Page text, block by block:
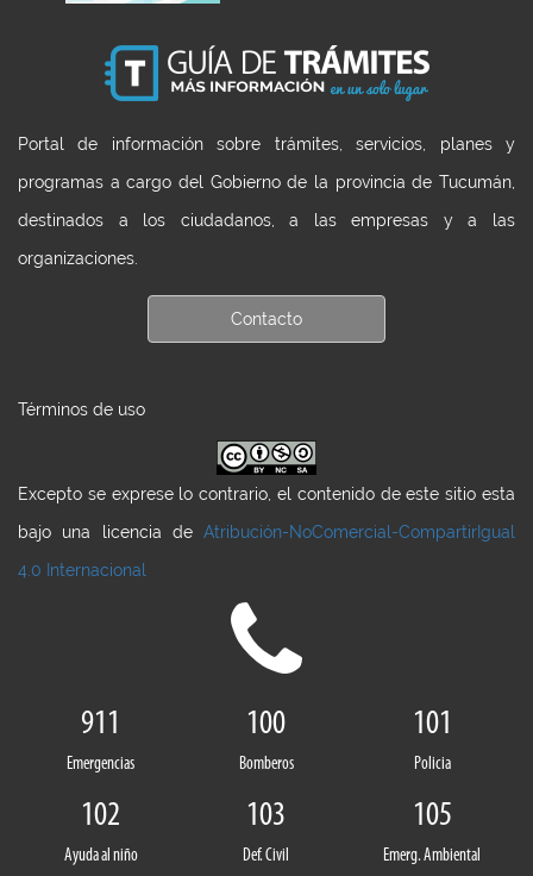
Portal de información sobre trámites, servicios, planes y
programas a cargo del Gobierno de la provincia de Tucumán,
destinados a los ciudadanos, a las empresas y a las
organizaciones.
Contacto
Términos de uso
Excepto se exprese lo contrario, el contenido de este sitio esta
bajo una licencia de Atribución-NoComercial-CompartirIgual
4.0 Internacional
911
Emergencias
100
Bomberos
101
Policia
102
Ayuda al niño
103
Def. Civil
105
Emerg. Ambiental